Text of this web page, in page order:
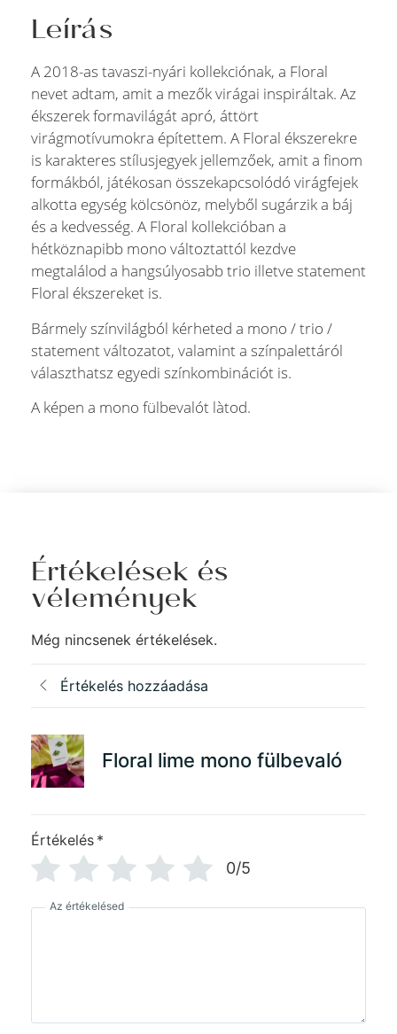
Leírás
A 2018-as tavaszi-nyári kollekciónak, a Floral
nevet adtam, amit a mezők virágai inspiráltak. Az
ékszerek formavilágát apró, áttört
virágmotívumokra építettem. A Floral ékszerekre
is karakteres stílusjegyek jellemzőek, amit a finom
formákból, játékosan összekapcsolódó virágfejek
alkotta egység kölcsönöz, melyből sugárzik a báj
és a kedvesség. A Floral kollekcióban a
hétköznapibb mono változtattól kezdve
megtalálod a hangsúlyosabb trio illetve statement
Floral ékszereket is.
Bármely színvilágból kérheted a mono / trio /
statement változatot, valamint a színpalettáról
választhatsz egyedi színkombinációt is.
A képen a mono fülbevalót làtod.
Értékelések és
vélemények
Még nincsenek értékelések.
Értékelés hozzáadása
Floral lime mono fülbevaló
Értékelés *
0/5
Az értékelésed